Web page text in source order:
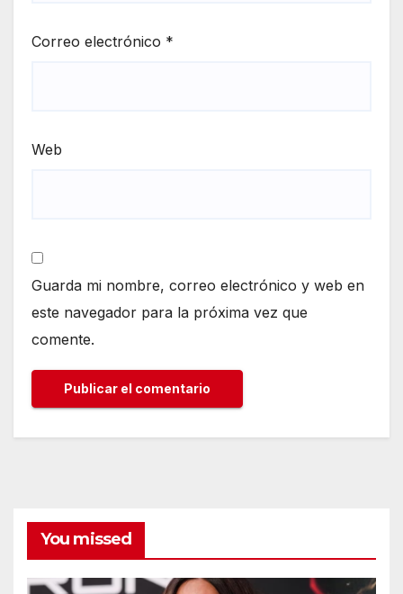
Correo electrónico *
Web
Guarda mi nombre, correo electrónico y web en
este navegador para la próxima vez que
comente.
You missed